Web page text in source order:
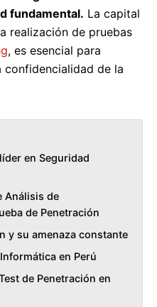
fundamental. La capital
realización de pruebas
, es esencial para
de la
en Seguridad
Análisis de
de Penetración
y su amenaza constante
en Perú
de Penetración en